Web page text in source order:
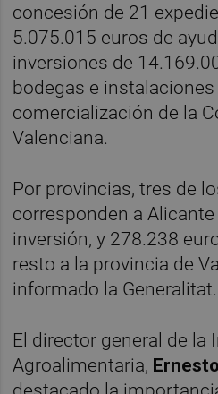
concesión de 21
5.075.015 euros de
inversiones de
bodegas e
comercialización de la
Valenciana.
Por provincias, tres de
corresponden a
inversión, y 278.238
resto a la provincia de
informado la Generalitat.
El director general de la
Agroalimentaria,